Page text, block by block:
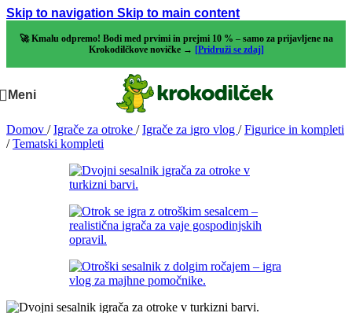
Skip to navigation Skip to main content
🚀 Kmalu odpremo! Bodi med prvimi in prejmi 10 % – samo za prijavljene na
Krokodilčkove novičke → [Pridruži se zdaj]
Meni
Domov / Igrače za otroke / Igrače za igro vlog / Figurice in kompleti
/ Tematski kompleti